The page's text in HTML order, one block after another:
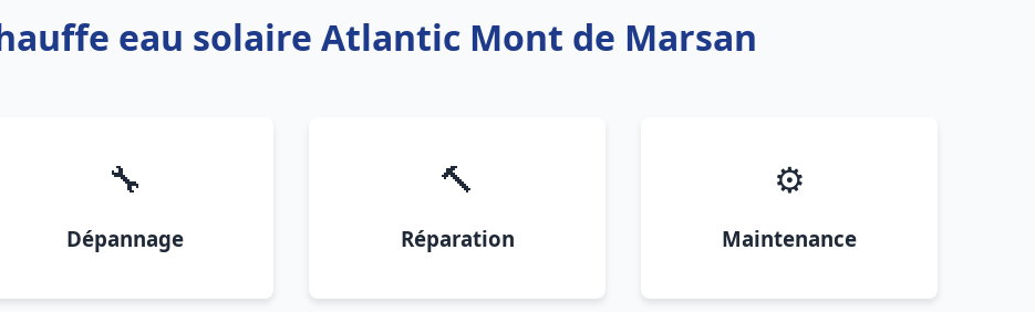
eau solaire Atlantic Mont de Marsan
🔧
Dépannage
🔨
Réparation
⚙️
Maintenance